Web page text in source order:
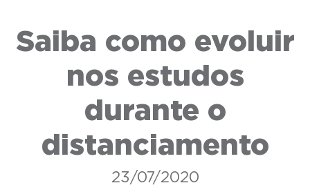
Saiba como evoluir
nos estudos
durante o
distanciamento
23/07/2020